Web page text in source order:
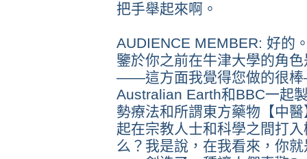
把手舉起來啊。
AUDIENCE MEMBER: 好的
鑒於你之前在牛津大學的角
——這方面我覺得您做的很
Australian Earth和BBC一起
勢療法和所謂東方藥物【中
起在宗教人士和科學之間打
么？我是說，在我看來，你